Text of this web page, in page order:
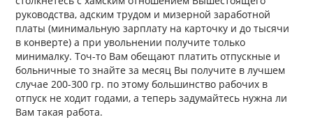
руководства, адским трудом и мизерной заработной
платы (минимальную зарплату на карточку и до тысячи
в конверте) а при увольнении получите только
минималку. Точ-то Вам обещают платить отпускные и
больничные то знайте за месяц Вы получите в лучшем
случае 200-300 гр. по этому большинство рабочих в
отпуск не ходит годами, а теперь задумайтесь нужна ли
Вам такая работа.